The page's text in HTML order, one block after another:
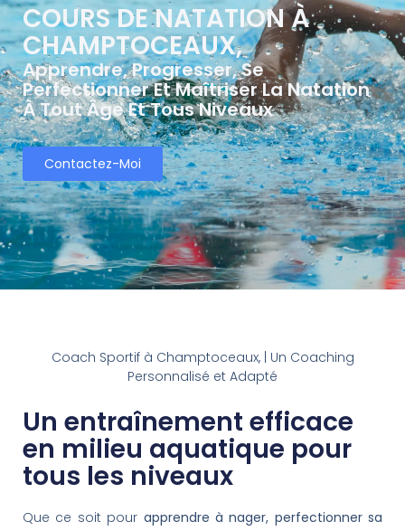
COURS DE NATATION À
CHAMPTOCEAUX,
Apprendre, Progresser, Se
Perfectionner Et Maîtriser La Natation
À Tout Âge Et Tous Niveaux
Contactez-Moi
Coach Sportif à Champtoceaux, | Un Coaching
Personnalisé et Adapté
Un entraînement efficace
en milieu aquatique pour
tous les niveaux
Que ce soit pour apprendre à nager, perfectionner sa